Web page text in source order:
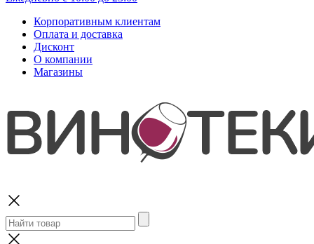
Корпоративным клиентам
Оплата и доставка
Дисконт
О компании
Магазины